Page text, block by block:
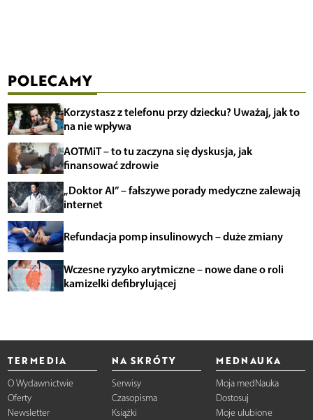
POLECAMY
Korzystasz z telefonu przy dziecku? Uważaj, jak to
na nie wpływa
AOTMiT – to tu zaczyna się dyskusja, jak
finansować zdrowie
„Doktor AI” – fałszywe porady medyczne zalewają
internet
Refundacja pomp insulinowych – duże zmiany
Wczesne ryzyko arytmiczne – nowe dane o roli
kamizelki defibrylującej
TERMEDIA
O Wydawnictwie
Oferty
Newsletter
NA SKRÓTY
Serwisy
Czasopisma
Książki
MEDNAUKA
Moja medNauka
Dostosuj
Moje ulubione